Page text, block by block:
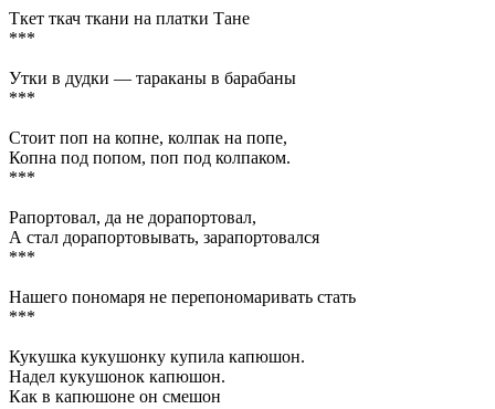
Ткет ткач ткани на платки Тане
***
Утки в дудки — тараканы в барабаны
***
Стоит поп на копне, колпак на попе,
Копна под попом, поп под колпаком.
***
Рапортовал, да не дорапортовал,
А стал дорапортовывать, зарапортовался
***
Нашего пономаря не перепономаривать стать
***
Кукушка кукушонку купила капюшон.
Надел кукушонок капюшон.
Как в капюшоне он смешон